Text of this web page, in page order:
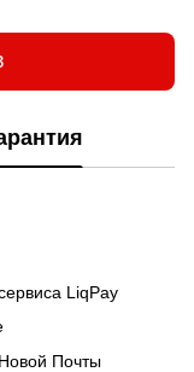
LiqPay
Почты